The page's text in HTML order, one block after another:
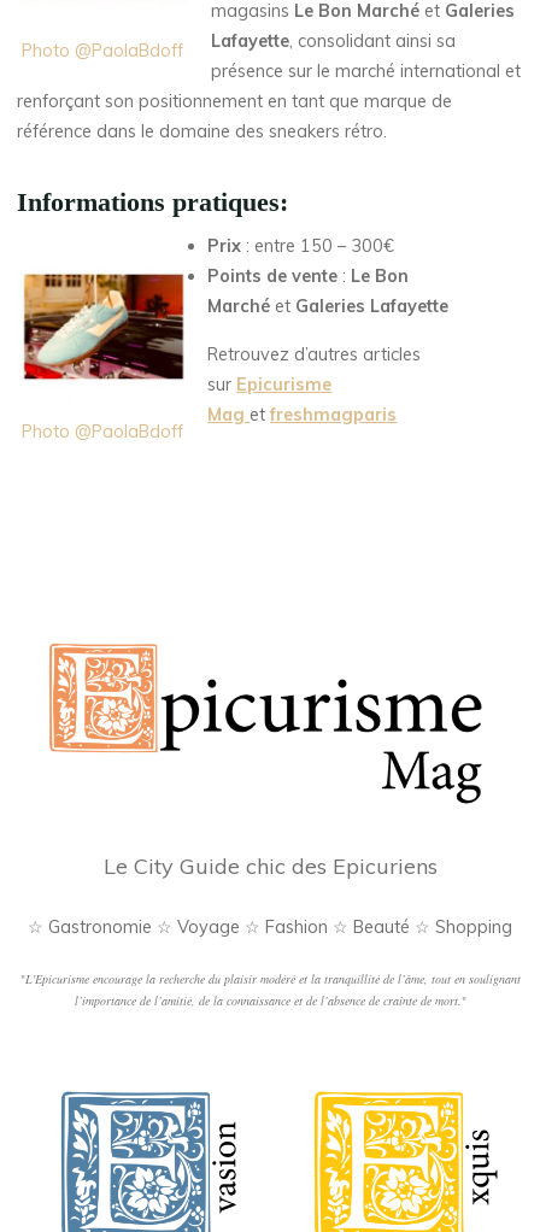
Photo @PaolaBdoff
magasins Le Bon Marché et Galeries
Lafayette, consolidant ainsi sa
présence sur le marché international et
renforçant son positionnement en tant que marque de
référence dans le domaine des sneakers rétro.
Informationspratiques:
Photo @PaolaBdoff
Prix : entre 150 – 300€
Points de vente : Le Bon
Marché et Galeries Lafayette
Retrouvez d’autres articles
sur Epicurisme
Mag etfreshmagparis
Le City Guide chic des Epicuriens
☆ Gastronomie ☆ Voyage ☆ Fashion ☆ Beauté ☆ Shopping
"L'Epicurisme encourage la recherche du plaisir modéré et la tranquillité de l’âme, tout en soulignant
l’importance de l’amitié, de la connaissance et de l’absence de crainte de mort."